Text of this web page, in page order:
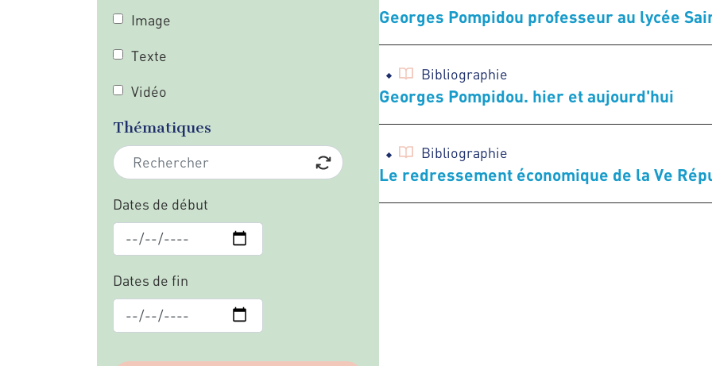
Image
Texte
Vidéo
Thématiques
Dates de début
Dates de fin
Georges Pompidou professeur au lycée
Bibliographie
Georges Pompidou. hier et aujourd'hui
Bibliographie
Le redressement économique de la Ve